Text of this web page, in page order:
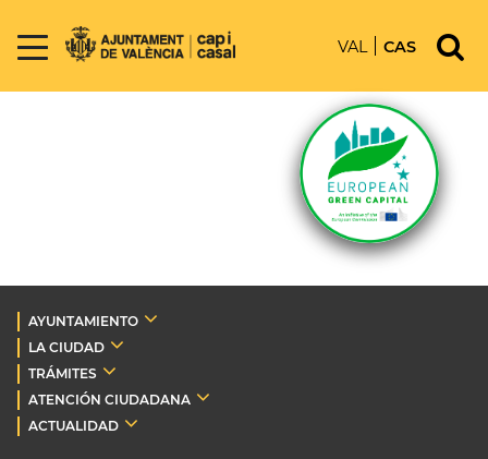
VAL CAS
AYUNTAMIENTO
LA CIUDAD
TRÁMITES
ATENCIÓN CIUDADANA
ACTUALIDAD